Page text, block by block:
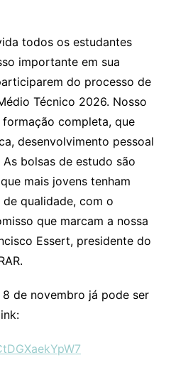
todos os estudantes
importante em sua
do processo de
Técnico 2026. Nosso
completa, que
desenvolvimento pessoal
bolsas de estudo são
mais jovens tenham
qualidade, com o
que marcam a nossa
Essert, presidente do
de novembro já pode ser